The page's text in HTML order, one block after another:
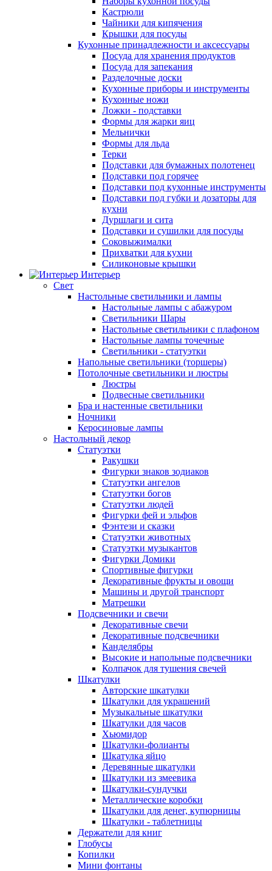
Кастрюли
Чайники для кипячения
Крышки для посуды
Кухонные принадлежности и аксессуары
Посуда для хранения продуктов
Посуда для запекания
Разделочные доски
Кухонные приборы и инструменты
Кухонные ножи
Ложки - подставки
Формы для жарки яиц
Мельнички
Формы для льда
Терки
Подставки для бумажных полотенец
Подставки под горячее
Подставки под кухонные инструменты
Подставки под губки и дозаторы для
кухни
Дуршлаги и сита
Подставки и сушилки для посуды
Соковыжималки
Прихватки для кухни
Силиконовые крышки
Интерьер
Свет
Настольные светильники и лампы
Настольные лампы с абажуром
Светильники Шары
Настольные светильники с плафоном
Настольные лампы точечные
Светильники - статуэтки
Напольные светильники (торшеры)
Потолочные светильники и люстры
Люстры
Подвесные светильники
Бра и настенные светильники
Ночники
Керосиновые лампы
Настольный декор
Статуэтки
Ракушки
Фигурки знаков зодиаков
Статуэтки ангелов
Статуэтки богов
Статуэтки людей
Фигурки фей и эльфов
Фэнтези и сказки
Статуэтки животных
Статуэтки музыкантов
Фигурки Домики
Спортивные фигурки
Декоративные фрукты и овощи
Машины и другой транспорт
Матрешки
Подсвечники и свечи
Декоративные свечи
Декоративные подсвечники
Канделябры
Высокие и напольные подсвечники
Колпачок для тушения свечей
Шкатулки
Авторские шкатулки
Шкатулки для украшений
Музыкальные шкатулки
Шкатулки для часов
Хьюмидор
Шкатулки-фолианты
Шкатулка яйцо
Деревянные шкатулки
Шкатулки из змеевика
Шкатулки-сундучки
Металлические коробки
Шкатулки для денег, купюрницы
Шкатулки - таблетницы
Держатели для книг
Глобусы
Копилки
Мини фонтаны